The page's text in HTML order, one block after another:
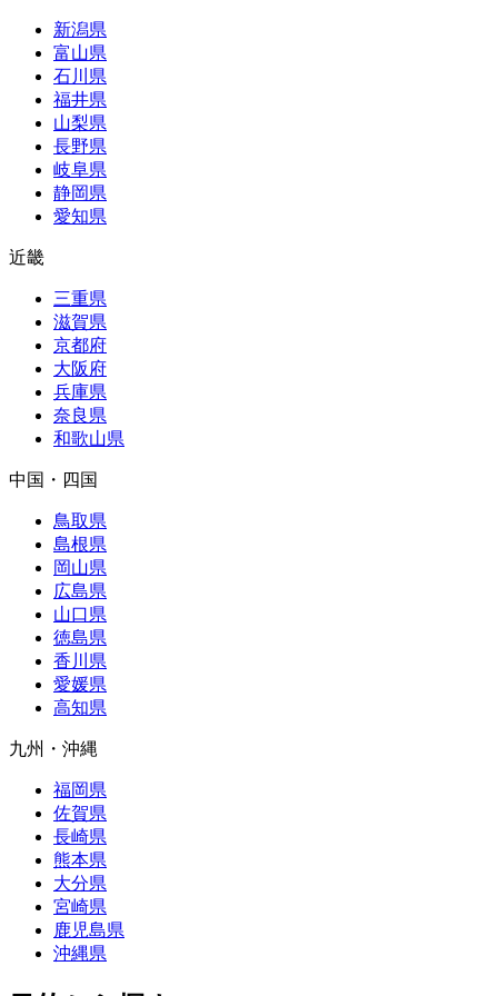
新潟県
富山県
石川県
福井県
山梨県
長野県
岐阜県
静岡県
愛知県
近畿
三重県
滋賀県
京都府
大阪府
兵庫県
奈良県
和歌山県
中国・四国
鳥取県
島根県
岡山県
広島県
山口県
徳島県
香川県
愛媛県
高知県
九州・沖縄
福岡県
佐賀県
長崎県
熊本県
大分県
宮崎県
鹿児島県
沖縄県